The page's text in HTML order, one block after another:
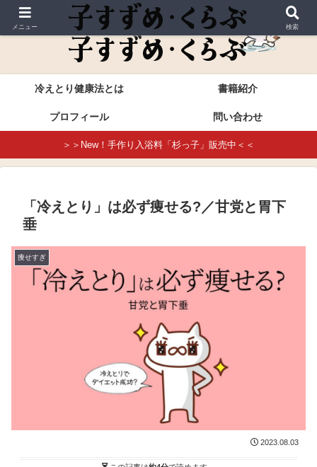
これが本当の冷えとり健康法・進藤幸恵公式サイト
冷えとり健康法とは 書籍紹介
プロフィール 問い合わせ
＞＞New！手作り入浴料「杉っ子」販売中＜＜
「冷えとり」は必ず痩せる?／甘党と胃下
垂
痩せすぎ
2023.08.03
メニュー 検索